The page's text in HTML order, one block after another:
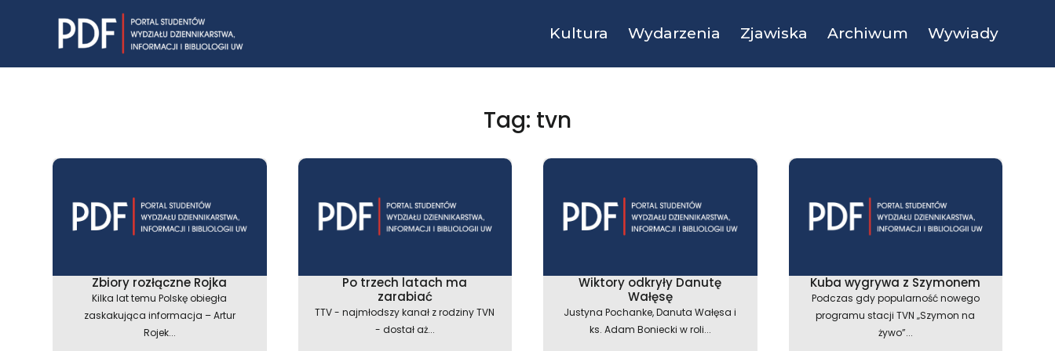
Kultura Wydarzenia Zjawiska Archiwum Wywiady
Tag: tvn
Zbiory rozłączne Rojka
Kilka lat temu Polskę obiegła
zaskakująca informacja – Artur
Rojek...
Po trzech latach ma
zarabiać
TTV - najmłodszy kanał z rodziny TVN
- dostał aż...
Wiktory odkryły Danutę
Wałęsę
Justyna Pochanke, Danuta Wałęsa i
ks. Adam Boniecki w roli...
Kuba wygrywa z Szymonem
Podczas gdy popularność nowego
programu stacji TVN „Szymon na
żywo”...